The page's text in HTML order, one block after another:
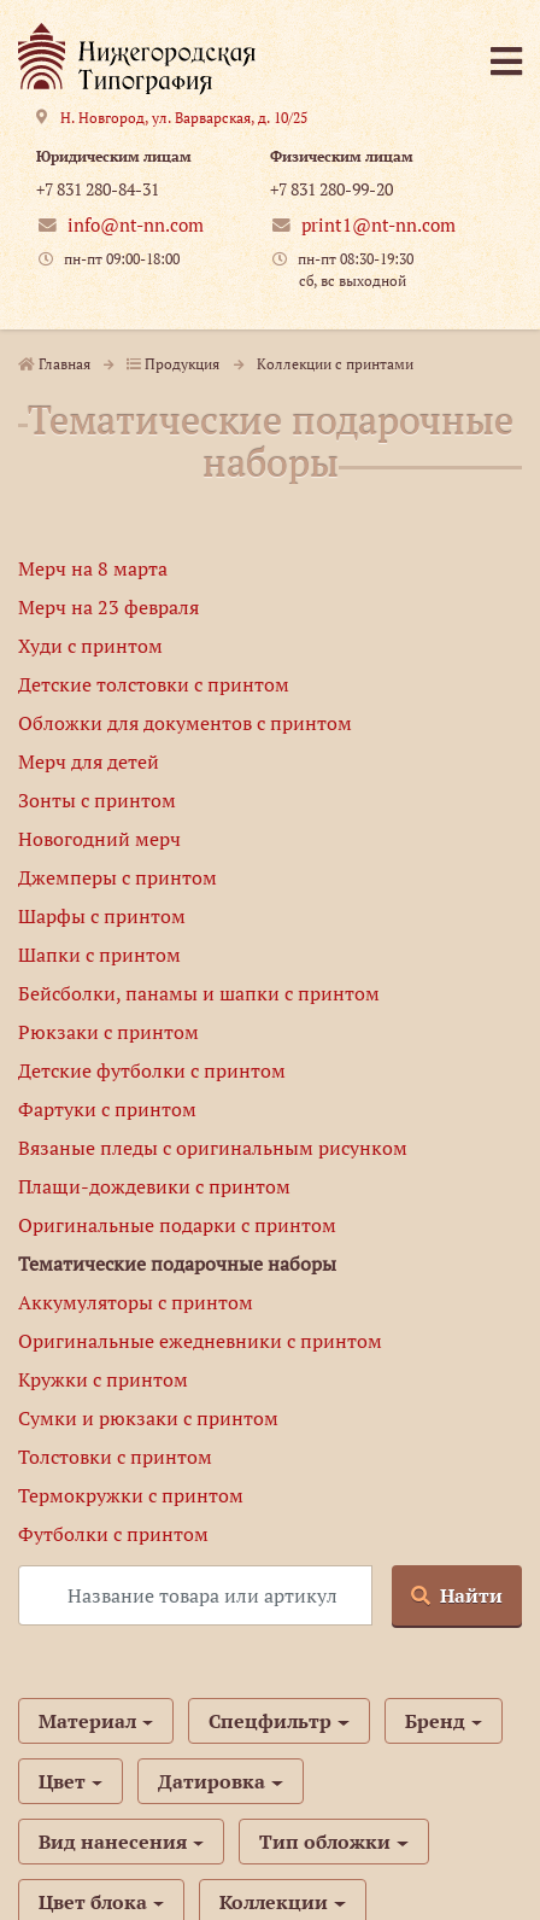
Н. Новгород, ул. Варварская, д. 10/25
Юридическим лицам
+7 831 280-84-31
info@nt-nn.com
пн-пт 09:00-18:00
Физическим лицам
+7 831 280-99-20
print1@nt-nn.com
пн-пт 08:30-19:30
сб, вс выходной
Главная Продукция Коллекции с принтами
Тематические подарочные
наборы
Мерч на 8 марта
Мерч на 23 февраля
Худи с принтом
Детские толстовки с принтом
Обложки для документов с принтом
Мерч для детей
Зонты с принтом
Новогодний мерч
Джемперы с принтом
Шарфы с принтом
Шапки с принтом
Бейсболки, панамы и шапки с принтом
Рюкзаки с принтом
Детские футболки с принтом
Фартуки с принтом
Вязаные пледы с оригинальным рисунком
Плащи-дождевики с принтом
Оригинальные подарки с принтом
Тематические подарочные наборы
Аккумуляторы с принтом
Оригинальные ежедневники с принтом
Кружки с принтом
Сумки и рюкзаки с принтом
Толстовки с принтом
Термокружки с принтом
Футболки с принтом
Найти
Материал Спецфильтр Бренд
Цвет Датировка
Вид нанесения Тип обложки
Цвет блока Коллекции